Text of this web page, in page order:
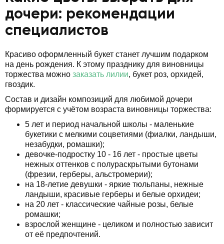
дочери: рекомендации
специалистов
Красиво оформленный букет станет лучшим подарком
на день рождения. К этому празднику для виновницы
торжества можно заказать лилии, букет роз, орхидей,
гвоздик.
Состав и дизайн композиций для любимой дочери
формируется с учётом возраста виновницы торжества:
5 лет и период начальной школы - маленькие
букетики с мелкими соцветиями (фиалки, ландыши,
незабудки, ромашки);
девочке-подростку 10 - 16 лет - простые цветы
нежных оттенков с полураскрытыми бутонами
(фрезии, герберы, альстромерии);
на 18-летие девушки - яркие тюльпаны, нежные
ландыши, красивые герберы и белые орхидеи;
на 20 лет - классические чайные розы, белые
ромашки;
взрослой женщине - целиком и полностью зависит
от её предпочтений.